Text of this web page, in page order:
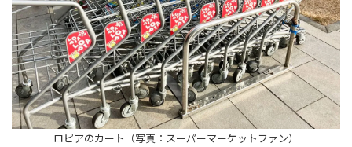
ロピアのカート（写真：スーパーマーケットファン）